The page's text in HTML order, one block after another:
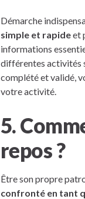
Démarche
simple et rapideet
informations
différentes activités
complété et validé,
votre activité.
5.
repos ?
Être son propre
confronté en tant